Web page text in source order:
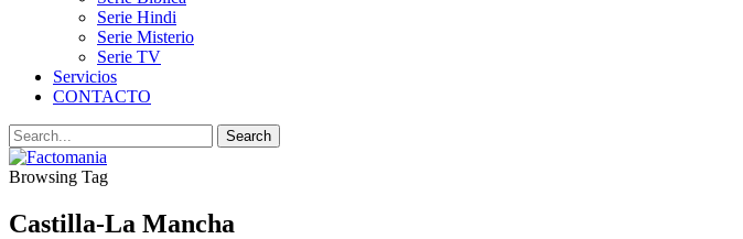
Serie Hindi
Serie Misterio
Serie TV
Servicios
CONTACTO
Browsing Tag
Castilla-La Mancha